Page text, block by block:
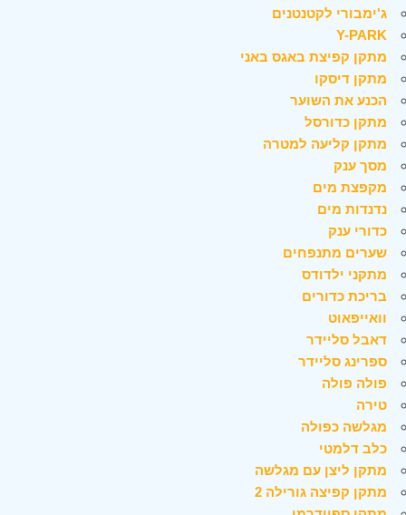
ג'ימבורי לקטנטנים
Y-PARK
מתקן קפיצת באגס באני
מתקן דיסקו
הכנע את השוער
מתקן כדורסל
מתקן קליעה למטרה
מסך ענק
מקפצת מים
נדנדות מים
כדורי ענק
שערים מתנפחים
מתקני ילדודס
בריכת כדורים
וואייפאוט
דאבל סליידר
ספרינג סליידר
פולה פולה
טירה
מגלשה כפולה
כלב דלמטי
מתקן ליצן עם מגלשה
מתקן קפיצה גורילה 2